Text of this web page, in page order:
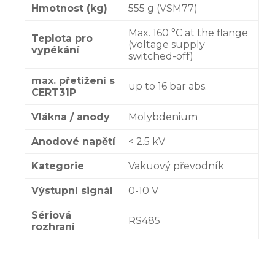
Hmotnost (kg) 555 g (VSM77)
Teplota pro
vypékání
Max. 160 °C at the flange
(voltage supply
switched-off)
max. přetížení s
CERT31P
up to 16 bar abs.
Vlákna / anody Molybdenium
Anodové napětí < 2.5 kV
Kategorie Vakuový převodník
Výstupní signál 0-10 V
Sériová
rozhraní
RS485